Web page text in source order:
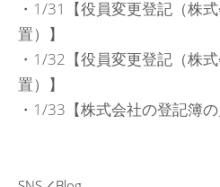
・1/31【役員変更登記（株
置）】
・1/32【役員変更登記（株
置）】
・1/33【株式会社の登記簿の